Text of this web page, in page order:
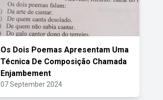
Os Dois Poemas Apresentam Uma
Técnica De Composição Chamada
Enjambement
07 September 2024